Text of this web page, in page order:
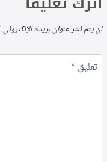
لن يتم نشر عنوان بريدك الإلكتروني.
تعليق*